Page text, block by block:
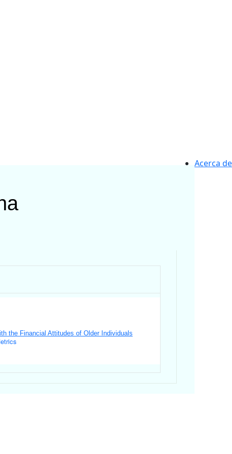
Acerca de
the Financial Attitudes of Older Individuals